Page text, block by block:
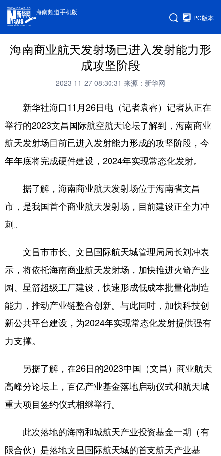
海南频道手机版
PC版本
海南商业航天发射场已进入发射能力形
成攻坚阶段
2023-11-27 08:30:31 来源：新华网
新华社海口11月26日电（记者袁睿）记者从正在
举行的2023文昌国际航空航天论坛了解到，海南商业
航天发射场目前已进入发射能力形成的攻坚阶段，今
年年底将完成硬件建设，2024年实现常态化发射。
据了解，海南商业航天发射场位于海南省文昌
市，是我国首个商业航天发射场，目前建设正全力冲
刺。
文昌市市长、文昌国际航天城管理局局长刘冲表
示，将依托海南商业航天发射场，加快推进火箭产业
园、星箭超级工厂建设，快速形成低成本批量化制造
能力，推动产业链整合创新。与此同时，加快科技创
新公共平台建设，为2024年实现常态化发射提供强有
力支撑。
另据了解，在26日的2023中国（文昌）商业航天
高峰分论坛上，百亿产业基金落地启动仪式和航天城
重大项目签约仪式相继举行。
此次落地的海南和城航天产业投资基金一期（有
限合伙）是落地文昌国际航天城的首支航天产业基